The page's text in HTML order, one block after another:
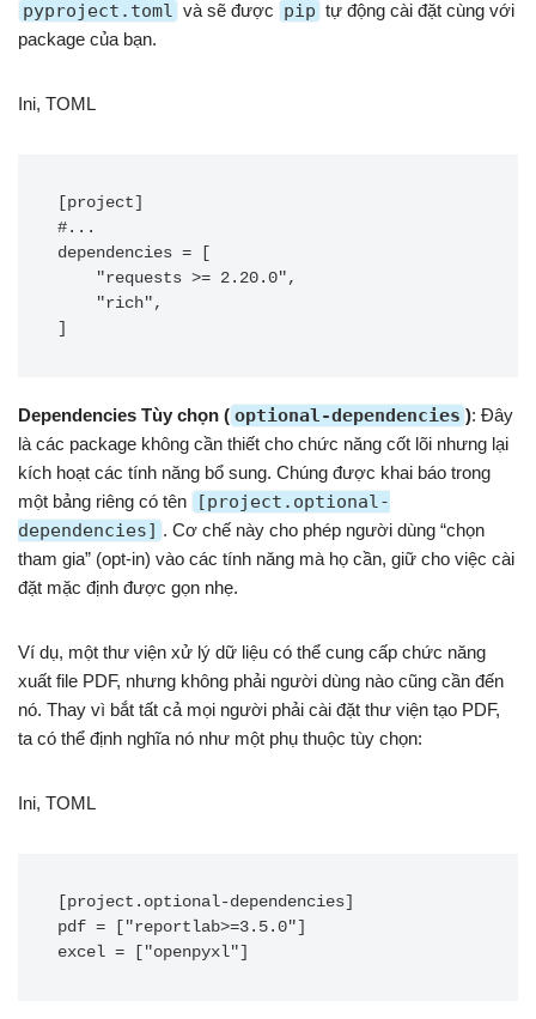
pyproject.toml và sẽ được pip tự động cài đặt cùng với
package của bạn.
Ini, TOML
[project]
#...
dependencies = [
Dependencies Tùy chọn ( optional-dependencies ): Đây
là các package không cần thiết cho chức năng cốt lõi nhưng lại
kích hoạt các tính năng bổ sung. Chúng được khai báo trong
một bảng riêng có tên
[project.optional-
dependencies] . Cơ chế này cho phép người dùng “chọn
tham gia” (opt-in) vào các tính năng mà họ cần, giữ cho việc cài
đặt mặc định được gọn nhẹ.
Ví dụ, một thư viện xử lý dữ liệu có thể cung cấp chức năng
xuất file PDF, nhưng không phải người dùng nào cũng cần đến
nó. Thay vì bắt tất cả mọi người phải cài đặt thư viện tạo PDF,
ta có thể định nghĩa nó như một phụ thuộc tùy chọn:
Ini, TOML
[project.optional-dependencies]
pdf = ["reportlab>=3.5.0"]